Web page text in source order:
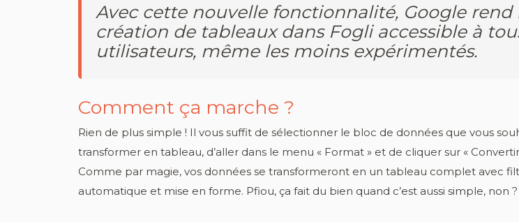
Avec cette nouvelle fonctionnalité, Google rend
création de tableaux dans Fogli accessible à
utilisateurs, même les moins expérimentés.
Comment ça marche ?
Rien de plus simple ! Il vous suffit de sélectionner le bloc de données que vous
transformer en tableau, d’aller dans le menu « Format » et de cliquer sur «
Comme par magie, vos données se transformeront en un tableau complet avec
automatique et mise en forme. Pfiou, ça fait du bien quand c’est aussi simple, non ?